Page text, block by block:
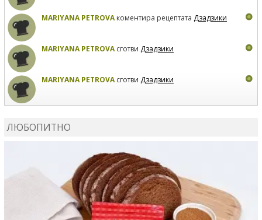
MARIYANA PETROVAкоментира рецептата Дзадзики
MARIYANA PETROVAсготви Дзадзики
MARIYANA PETROVAсготви Дзадзики
ЛЮБОПИТНО